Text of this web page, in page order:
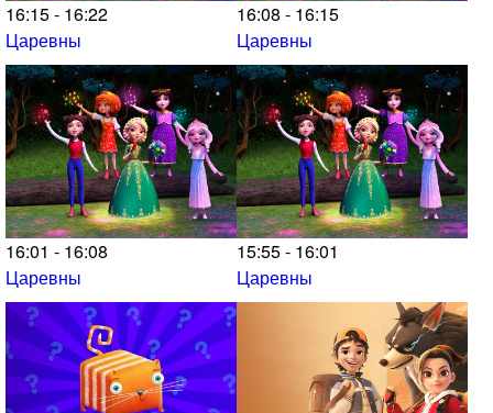
16:15 - 16:22
Царевны
16:08 - 16:15
Царевны
16:01 - 16:08
Царевны
15:55 - 16:01
Царевны